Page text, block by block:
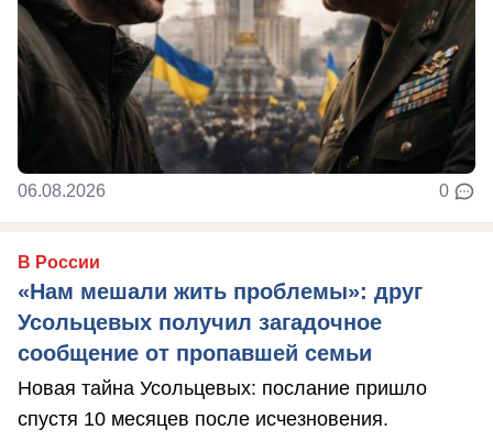
06.08.2026 0
В России
«Нам мешали жить проблемы»: друг
Усольцевых получил загадочное
сообщение от пропавшей семьи
Новая тайна Усольцевых: послание пришло
спустя 10 месяцев после исчезновения.